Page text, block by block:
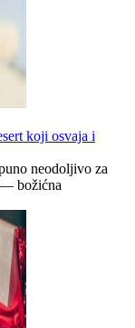
koji osvaja i
neodoljivo za
— božićna